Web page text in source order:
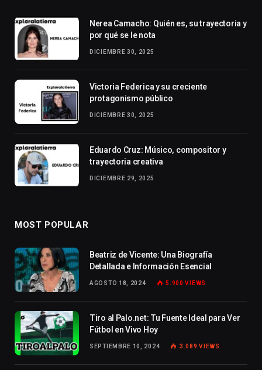
Nerea Camacho: Quién es, su trayectoria y
por qué se le nota
DICIEMBRE 30, 2025
Victoria Federica y su creciente
protagonismo público
DICIEMBRE 30, 2025
Eduardo Cruz: Músico, compositor y
trayectoria creativa
DICIEMBRE 29, 2025
MOST POPULAR
Beatriz de Vicente: Una Biografía
Detallada e Información Esencial
AGOSTO 18, 2024 5.900VIEWS
Tiro al Palo.net: Tu Fuente Ideal para Ver
Fútbol en Vivo Hoy
SEPTIEMBRE 10, 2024 3.089VIEWS